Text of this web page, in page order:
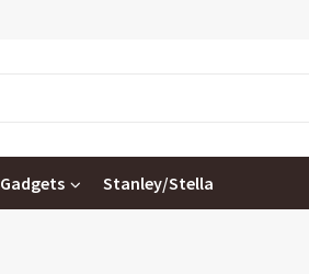
Gadgets Stanley/Stella